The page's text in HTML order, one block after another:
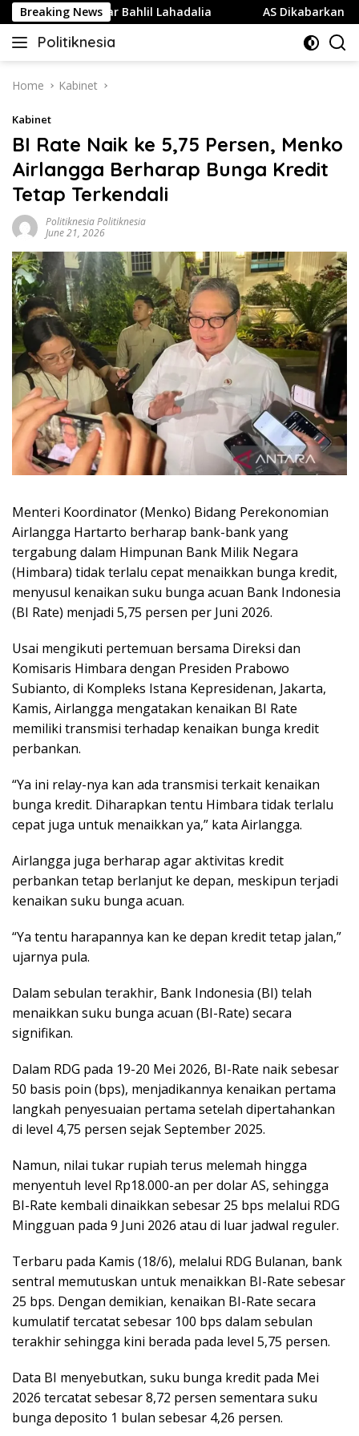
Skip
to
content
Breaking News
Partai Golkar Bahlil Lahadalia AS Dikabarkan
Politiknesia
Politiknesia.com
Home Kabinet
Kabinet
BI Rate Naik ke 5,75 Persen, Menko
Airlangga Berharap Bunga Kredit
Tetap Terkendali
Politiknesia Politiknesia
June 21, 2026
Menteri Koordinator (Menko) Bidang Perekonomian
Airlangga Hartarto berharap bank-bank yang
tergabung dalam Himpunan Bank Milik Negara
(Himbara) tidak terlalu cepat menaikkan bunga kredit,
menyusul kenaikan suku bunga acuan Bank Indonesia
(BI Rate) menjadi 5,75 persen per Juni 2026.
Usai mengikuti pertemuan bersama Direksi dan
Komisaris Himbara dengan Presiden Prabowo
Subianto, di Kompleks Istana Kepresidenan, Jakarta,
Kamis, Airlangga mengatakan kenaikan BI Rate
memiliki transmisi terhadap kenaikan bunga kredit
perbankan.
“Ya ini relay-nya kan ada transmisi terkait kenaikan
bunga kredit. Diharapkan tentu Himbara tidak terlalu
cepat juga untuk menaikkan ya,” kata Airlangga.
Airlangga juga berharap agar aktivitas kredit
perbankan tetap berlanjut ke depan, meskipun terjadi
kenaikan suku bunga acuan.
“Ya tentu harapannya kan ke depan kredit tetap jalan,”
ujarnya pula.
Dalam sebulan terakhir, Bank Indonesia (BI) telah
menaikkan suku bunga acuan (BI-Rate) secara
signifikan.
Dalam RDG pada 19-20 Mei 2026, BI-Rate naik sebesar
50 basis poin (bps), menjadikannya kenaikan pertama
langkah penyesuaian pertama setelah dipertahankan
di level 4,75 persen sejak September 2025.
Namun, nilai tukar rupiah terus melemah hingga
menyentuh level Rp18.000-an per dolar AS, sehingga
BI-Rate kembali dinaikkan sebesar 25 bps melalui RDG
Mingguan pada 9 Juni 2026 atau di luar jadwal reguler.
Terbaru pada Kamis (18/6), melalui RDG Bulanan, bank
sentral memutuskan untuk menaikkan BI-Rate sebesar
25 bps. Dengan demikian, kenaikan BI-Rate secara
kumulatif tercatat sebesar 100 bps dalam sebulan
terakhir sehingga kini berada pada level 5,75 persen.
Data BI menyebutkan, suku bunga kredit pada Mei
2026 tercatat sebesar 8,72 persen sementara suku
bunga deposito 1 bulan sebesar 4,26 persen.